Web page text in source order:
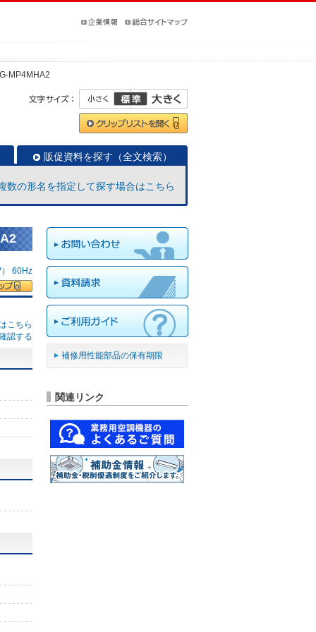
MP4MHA2
販促資料を探す（全文検索）
数の形名を指定して探す場合はこちら
60Hz
こちら
認する
補修用性能部品の保有期限
関連リンク